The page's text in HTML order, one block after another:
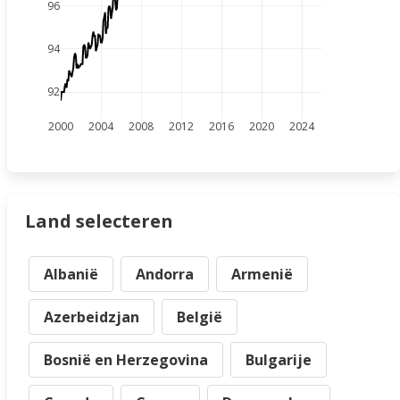
2000 2004 2008 2012 2016 2020 2024
92
94
96
Land selecteren
Albanië Andorra Armenië
Azerbeidzjan België
Bosnië en Herzegovina Bulgarije